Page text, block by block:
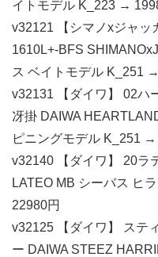
イトモデル K_223 →
v32121 【シマノxジャッ
1610L+-BFS
ス ベイトモデル K_251
v32131 【ダイワ】 02ハ
冴掛 DAIWA
ピニングモデル K_251 →
v32140 【ダイワ】 20ラ
LATEO MB シーバス ヒ
22980円
v32125 【ダイワ】 ステ
ー DAIWA STEEZ